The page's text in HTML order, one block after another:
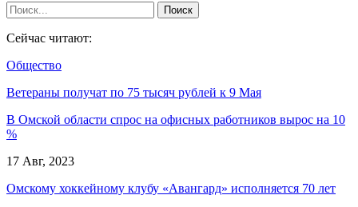
Сейчас читают:
Общество
Ветераны получат по 75 тысяч рублей к 9 Мая
В Омской области спрос на офисных работников вырос на 10
%
17 Авг, 2023
Омскому хоккейному клубу «Авангард» исполняется 70 лет